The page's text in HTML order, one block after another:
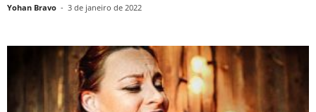
Yohan Bravo - 3 de janeiro de 2022